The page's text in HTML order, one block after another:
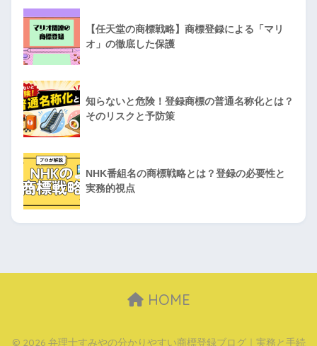
【任天堂の商標戦略】商標登録による「マリ
オ」の徹底した保護
知らないと危険！登録商標の普通名称化とは？
そのリスクと予防策
NHK番組名の商標戦略とは？登録の必要性と
実務的視点
HOME
© 2026 弁理士すみやの分かりやすい商標登録ブログ｜実務と手続